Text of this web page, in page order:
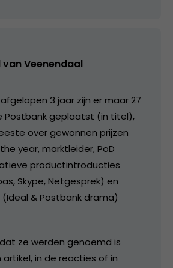
van Veenendaal
3 jaar zijn er maar 27
Postbank geplaatst (in titel),
over gewonnen prijzen
year, marktleider, PoD
productintroducties
Skype, Netgesprek) en
& Postbank drama)
ze werden genoemd is
in de reacties of in